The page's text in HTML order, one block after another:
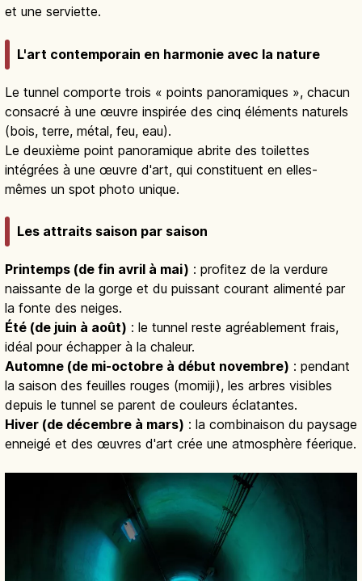
et une serviette.
L'art contemporain en harmonie avec la nature
Le tunnel comporte trois « points panoramiques », chacun
consacré à une œuvre inspirée des cinq éléments naturels
(bois, terre, métal, feu, eau).
Le deuxième point panoramique abrite des toilettes
intégrées à une œuvre d'art, qui constituent en elles-
mêmes un spot photo unique.
Les attraits saison par saison
Printemps (de fin avril à mai) : profitez de la verdure
naissante de la gorge et du puissant courant alimenté par
la fonte des neiges.
Été (de juin à août) : le tunnel reste agréablement frais,
idéal pour échapper à la chaleur.
Automne (de mi-octobre à début novembre) : pendant
la saison des feuilles rouges (momiji), les arbres visibles
depuis le tunnel se parent de couleurs éclatantes.
Hiver (de décembre à mars) : la combinaison du paysage
enneigé et des œuvres d'art crée une atmosphère féerique.